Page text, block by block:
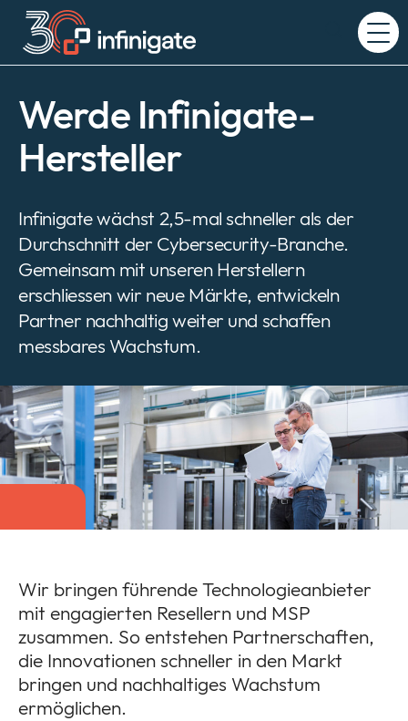
Zum
Inhalt
wechseln
Expand
a
menu
or
a
Rechtliches
or
Cloud
Werde Infinigate-
Hersteller
Infinigate wächst 2,5-mal schneller als der
Durchschnitt der Cybersecurity-Branche.
Gemeinsam mit unseren Herstellern
erschliessen wir neue Märkte, entwickeln
Partner nachhaltig weiter und schaffen
messbares Wachstum.
Wir bringen führende Technologieanbieter
mit engagierten Resellern und MSP
zusammen. So entstehen Partnerschaften,
die Innovationen schneller in den Markt
bringen und nachhaltiges Wachstum
ermöglichen.